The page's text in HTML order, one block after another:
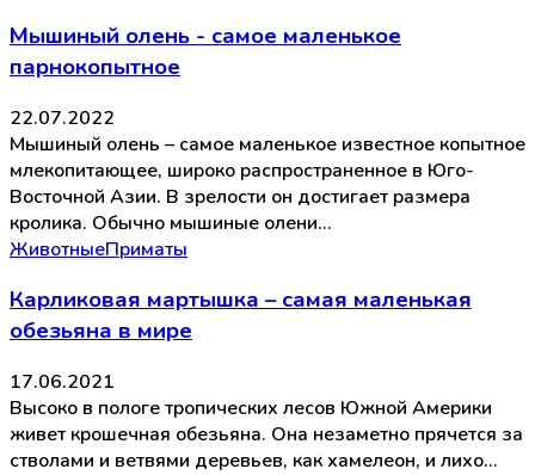
Мышиный олень - самое маленькое
парнокопытное
22.07.2022
Мышиный олень – самое маленькое известное копытное
млекопитающее, широко распространенное в Юго-
Восточной Азии. В зрелости он достигает размера
кролика. Обычно мышиные олени…
ЖивотныеПриматы
Карликовая мартышка – самая маленькая
обезьяна в мире
17.06.2021
Высоко в пологе тропических лесов Южной Америки
живет крошечная обезьяна. Она незаметно прячется за
стволами и ветвями деревьев, как хамелеон, и лихо…